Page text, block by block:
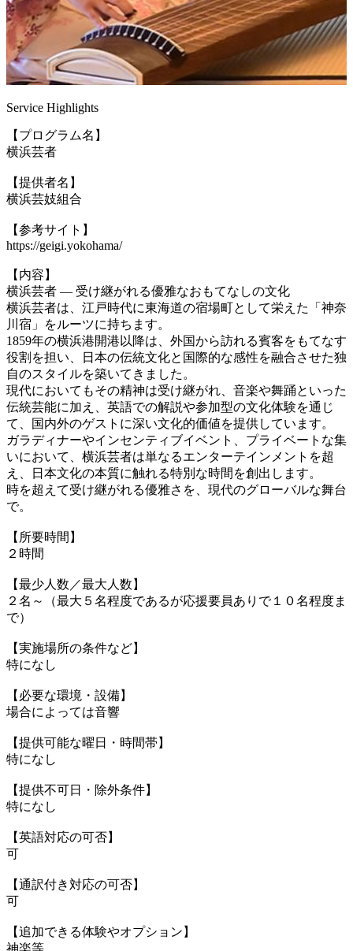
Service Highlights
【プログラム名】
横浜芸者
【提供者名】
横浜芸妓組合
【参考サイト】
https://geigi.yokohama/
【内容】
横浜芸者 ― 受け継がれる優雅なおもてなしの文化
横浜芸者は、江戸時代に東海道の宿場町として栄えた「神奈
川宿」をルーツに持ちます。
1859年の横浜港開港以降は、外国から訪れる賓客をもてなす
役割を担い、日本の伝統文化と国際的な感性を融合させた独
自のスタイルを築いてきました。
現代においてもその精神は受け継がれ、音楽や舞踊といった
伝統芸能に加え、英語での解説や参加型の文化体験を通じ
て、国内外のゲストに深い文化的価値を提供しています。
ガラディナーやインセンティブイベント、プライベートな集
いにおいて、横浜芸者は単なるエンターテインメントを超
え、日本文化の本質に触れる特別な時間を創出します。
時を超えて受け継がれる優雅さを、現代のグローバルな舞台
で。
【所要時間】
２時間
【最少人数／最大人数】
２名～（最大５名程度であるが応援要員ありで１０名程度ま
で）
【実施場所の条件など】
特になし
【必要な環境・設備】
場合によっては音響
【提供可能な曜日・時間帯】
特になし
【提供不可日・除外条件】
特になし
【英語対応の可否】
可
【通訳付き対応の可否】
可
【追加できる体験やオプション】
神楽等